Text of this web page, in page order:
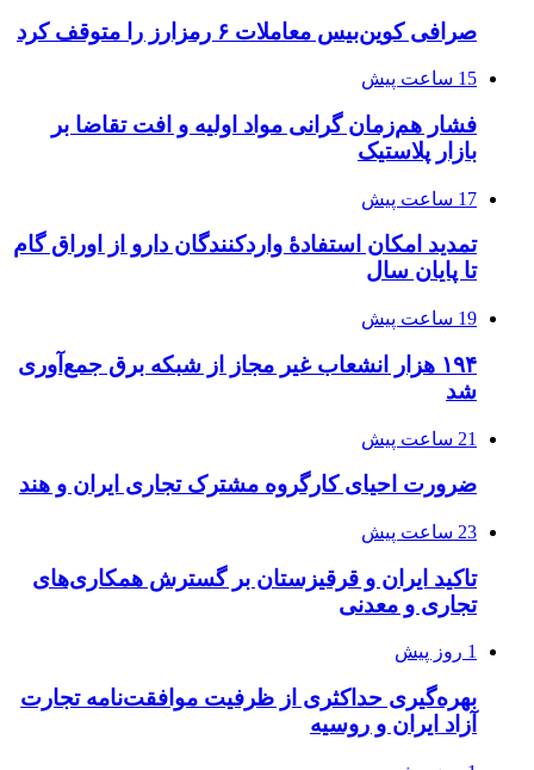
صرافی کوین‌بیس معاملات ۶ رمزارز را متوقف کرد
15 ساعت پیش
فشار هم‌زمان گرانی مواد اولیه و افت تقاضا بر
بازار پلاستیک
17 ساعت پیش
تمدید امکان استفادۀ واردکنندگان دارو از اوراق گام
تا پایان سال
19 ساعت پیش
۱۹۴ هزار انشعاب غیر مجاز از شبکه برق جمع‌آوری
شد
21 ساعت پیش
ضرورت احیای کارگروه مشترک تجاری ایران و هند
23 ساعت پیش
تاکید ایران و قرقیزستان بر گسترش همکاری‌های
تجاری و معدنی
1 روز پیش
بهره‌گیری حداکثری از ظرفیت موافقت‌نامه تجارت
آزاد ایران و روسیه